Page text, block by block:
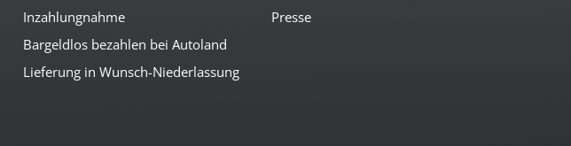
Inzahlungnahme
Bargeldlos bezahlen bei Autoland
Lieferung in Wunsch-Niederlassung
Presse